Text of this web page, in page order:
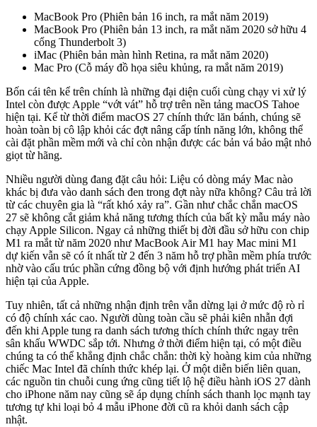
MacBook Pro (Phiên bản 16 inch, ra mắt năm 2019)
MacBook Pro (Phiên bản 13 inch, ra mắt năm 2020 sở hữu 4
cổng Thunderbolt 3)
iMac (Phiên bản màn hình Retina, ra mắt năm 2020)
Mac Pro (Cỗ máy đồ họa siêu khủng, ra mắt năm 2019)
Bốn cái tên kể trên chính là những đại diện cuối cùng chạy vi xử lý
Intel còn được Apple “vớt vát” hỗ trợ trên nền tảng macOS Tahoe
hiện tại. Kể từ thời điểm macOS 27 chính thức lăn bánh, chúng sẽ
hoàn toàn bị cô lập khỏi các đợt nâng cấp tính năng lớn, không thể
cài đặt phần mềm mới và chỉ còn nhận được các bản vá bảo mật nhỏ
giọt từ hãng.
Nhiều người dùng đang đặt câu hỏi: Liệu có dòng máy Mac nào
khác bị đưa vào danh sách đen trong đợt này nữa không? Câu trả lời
từ các chuyên gia là “rất khó xảy ra”. Gần như chắc chắn macOS
27 sẽ không cắt giảm khả năng tương thích của bất kỳ mẫu máy nào
chạy Apple Silicon. Ngay cả những thiết bị đời đầu sở hữu con chip
M1 ra mắt từ năm 2020 như MacBook Air M1 hay Mac mini M1
dự kiến vẫn sẽ có ít nhất từ 2 đến 3 năm hỗ trợ phần mềm phía trước
nhờ vào cấu trúc phần cứng đồng bộ với định hướng phát triển AI
hiện tại của Apple.
Tuy nhiên, tất cả những nhận định trên vẫn dừng lại ở mức độ rò rỉ
có độ chính xác cao. Người dùng toàn cầu sẽ phải kiên nhẫn đợi
đến khi Apple tung ra danh sách tương thích chính thức ngay trên
sân khấu WWDC sắp tới. Nhưng ở thời điểm hiện tại, có một điều
chúng ta có thể khẳng định chắc chắn: thời kỳ hoàng kim của những
chiếc Mac Intel đã chính thức khép lại. Ở một diễn biến liên quan,
các nguồn tin chuỗi cung ứng cũng tiết lộ hệ điều hành iOS 27 dành
cho iPhone năm nay cũng sẽ áp dụng chính sách thanh lọc mạnh tay
tương tự khi loại bỏ 4 mẫu iPhone đời cũ ra khỏi danh sách cập
nhật.